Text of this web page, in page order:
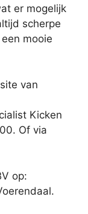
er mogelijk
scherpe
mooie
van
Kicken
Of via
op: